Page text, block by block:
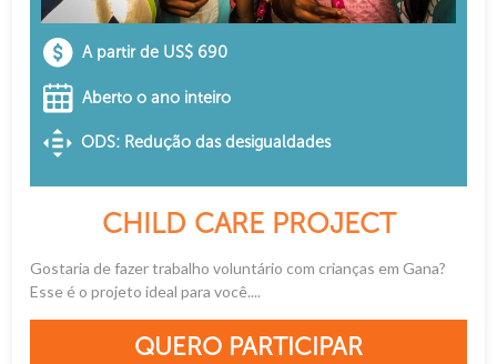
A partir de US$ 690
Aberto o ano inteiro
ODS: Redução das desigualdades
CHILD CARE PROJECT
Gostaria de fazer trabalho voluntário com crianças em Gana?
Esse é o projeto ideal para você....
QUERO PARTICIPAR